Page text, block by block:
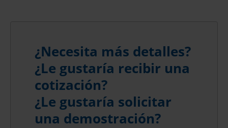
¿Necesita más detalles?
¿Le gustaría recibir una
cotización?
¿Le gustaría solicitar
una demostración?